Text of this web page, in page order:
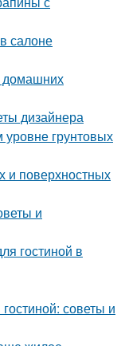
салоне
домашних
дизайнера
уровне грунтовых
и поверхностных
и
гостиной в
советы и